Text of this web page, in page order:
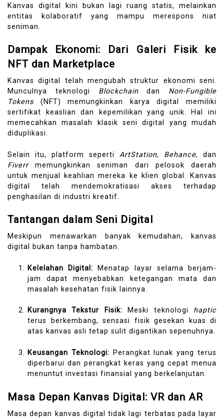
Kanvas digital kini bukan lagi ruang statis, melainkan
entitas kolaboratif yang mampu merespons niat
seniman.
Dampak Ekonomi: Dari Galeri Fisik ke
NFT dan Marketplace
Kanvas digital telah mengubah struktur ekonomi seni.
Munculnya teknologi Blockchaindan Non-Fungible
Tokens (NFT) memungkinkan karya digital memiliki
sertifikat keaslian dan kepemilikan yang unik. Hal ini
memecahkan masalah klasik seni digital yang mudah
diduplikasi.
Selain itu, platform seperti ArtStation, Behance, dan
Fiverrmemungkinkan seniman dari pelosok daerah
untuk menjual keahlian mereka ke klien global. Kanvas
digital telah mendemokratisasi akses terhadap
penghasilan di industri kreatif.
Tantangan dalam Seni Digital
Meskipun menawarkan banyak kemudahan, kanvas
digital bukan tanpa hambatan.
Kelelahan Digital: Menatap layar selama berjam-
jam dapat menyebabkan ketegangan mata dan
masalah kesehatan fisik lainnya.
Kurangnya Tekstur Fisik: Meski teknologi haptic
terus berkembang, sensasi fisik gesekan kuas di
atas kanvas asli tetap sulit digantikan sepenuhnya.
Keusangan Teknologi: Perangkat lunak yang terus
diperbarui dan perangkat keras yang cepat menua
menuntut investasi finansial yang berkelanjutan.
Masa Depan Kanvas Digital: VR dan AR
Masa depan kanvas digital tidak lagi terbatas pada layar